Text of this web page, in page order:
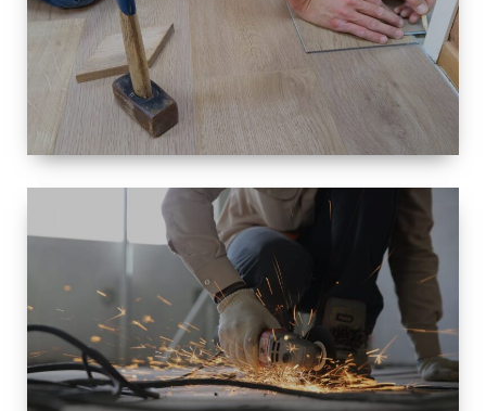
TAILLE
PETITE À
GRANDE
RÉNOVATION